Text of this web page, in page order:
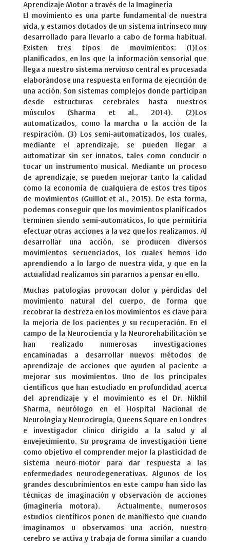
Aprendizaje Motor a través de la Imaginería
El movimiento es una parte fundamental de nuestra
vida, y estamos dotados de un sistema intrínseco muy
desarrollado para llevarlo a cabo de forma habitual.
Existen tres tipos de movimientos: (1)Los
planificados, en los que la información sensorial que
llega a nuestro sistema nervioso central es procesada
elaborándose una respuesta en forma de ejecución de
una acción. Son sistemas complejos donde participan
desde estructuras cerebrales hasta nuestros
músculos (Sharma et al., 2014). (2)Los
automatizados, como la marcha o la acción de la
respiración. (3) Los semi-automatizados, los cuales,
mediante el aprendizaje, se pueden llegar a
automatizar sin ser innatos, tales como conducir o
tocar un instrumento musical. Mediante un proceso
de aprendizaje, se pueden mejorar tanto la calidad
como la economía de cualquiera de estos tres tipos
de movimientos (Guillot et al., 2015). De esta forma,
podemos conseguir que los movimientos planificados
terminen siendo semi-automáticos, lo que permitiría
efectuar otras acciones a la vez que los realizamos. Al
desarrollar una acción, se producen diversos
movimientos secuenciados, los cuales hemos ido
aprendiendo a lo largo de nuestra vida, y que en la
actualidad realizamos sin pararnos a pensar en ello.
Muchas patologías provocan dolor y pérdidas del
movimiento natural del cuerpo, de forma que
recobrar la destreza en los movimientos es clave para
la mejoría de los pacientes y su recuperación. En el
campo de la Neurociencia y la Neurorehabilitación se
han realizado numerosas investigaciones
encaminadas a desarrollar nuevos métodos de
aprendizaje de acciones que ayuden al paciente a
mejorar sus movimientos. Uno de los principales
científicos que han estudiado en profundidad acerca
del aprendizaje y el movimiento es el Dr. Nikhil
Sharma, neurólogo en el Hospital Nacional de
Neurología y Neurocirugía, Queens Square en Londres
e investigador clínico dirigido a la salud y al
envejecimiento. Su programa de investigación tiene
como objetivo el comprender mejor la plasticidad de
sistema neuro-motor para dar respuesta a las
enfermedades neurodegenerativas. Algunos de los
grandes descubrimientos en este campo han sido las
técnicas de imaginación y observación de acciones
(imaginería motora). Actualmente, numerosos
estudios científicos ponen de manifiesto que cuando
imaginamos u observamos una acción, nuestro
cerebro se activa y trabaja de forma similar a cuando